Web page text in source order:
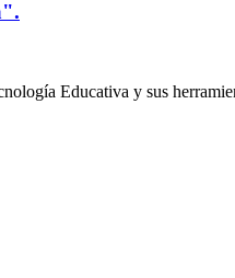
Educativa y sus